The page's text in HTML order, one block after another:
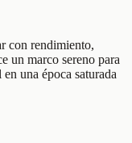
con rendimiento,
un marco sereno para
una época saturada